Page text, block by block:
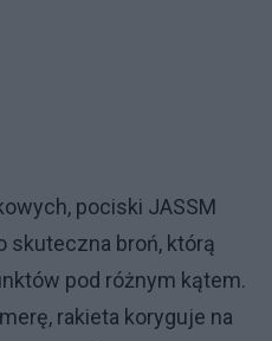
pociski JASSM
skuteczna broń, którą
pod różnym kątem.
rakieta koryguje na